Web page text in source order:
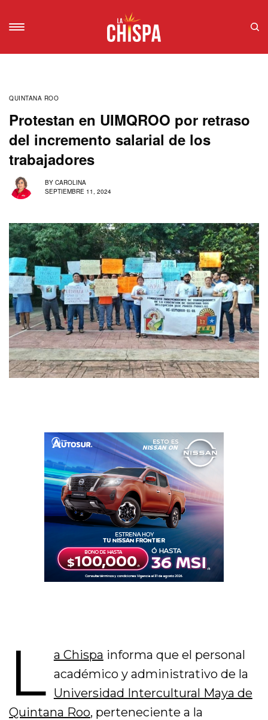
QUINTANA ROO
Protestan en UIMQROO por retraso
del incremento salarial de los
trabajadores
BY CAROLINA
SEPTIEMBRE 11, 2024
L a Chispa informa que el personal
académico y administrativo de la
Universidad Intercultural Maya de
Quintana Roo, perteneciente a la